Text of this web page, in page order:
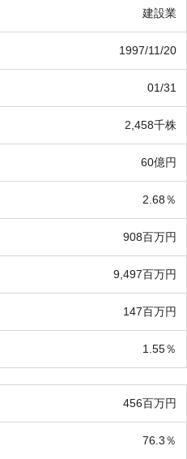
建設業
1997/11/20
01/31
2,458千株
60億円
2.68％
908百万円
9,497百万円
147百万円
1.55％
456百万円
76.3％